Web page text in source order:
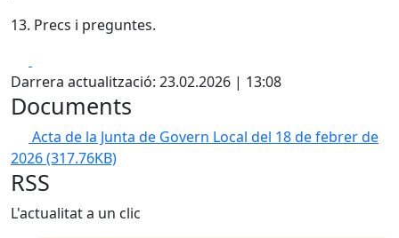
13. Precs i preguntes.
Darrera actualització: 23.02.2026 | 13:08
Documents
Acta de la Junta de Govern Local del 18 de febrer de
2026(317.76KB)
RSS
L'actualitat a un clic